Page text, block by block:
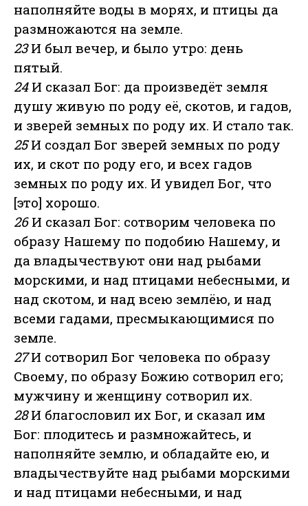
наполняйте воды в морях, и птицы да
размножаются на земле.
23И был вечер, и было утро: день
пятый.
24И сказал Бог: да произведёт земля
душу живую по роду её, скотов, и гадов,
и зверей земных по роду их. И стало так.
25И создал Бог зверей земных по роду
их, и скот по роду его, и всех гадов
земных по роду их. И увидел Бог, что
[это] хорошо.
26И сказал Бог: сотворим человека по
образу Нашему по подобию Нашему, и
да владычествуют они над рыбами
морскими, и над птицами небесными, и
над скотом, и над всею землёю, и над
всеми гадами, пресмыкающимися по
земле.
27И сотворил Бог человека по образу
Своему, по образу Божию сотворил его;
мужчину и женщину сотворил их.
28И благословил их Бог, и сказал им
Бог: плодитесь и размножайтесь, и
наполняйте землю, и обладайте ею, и
владычествуйте над рыбами морскими
и над птицами небесными, и над